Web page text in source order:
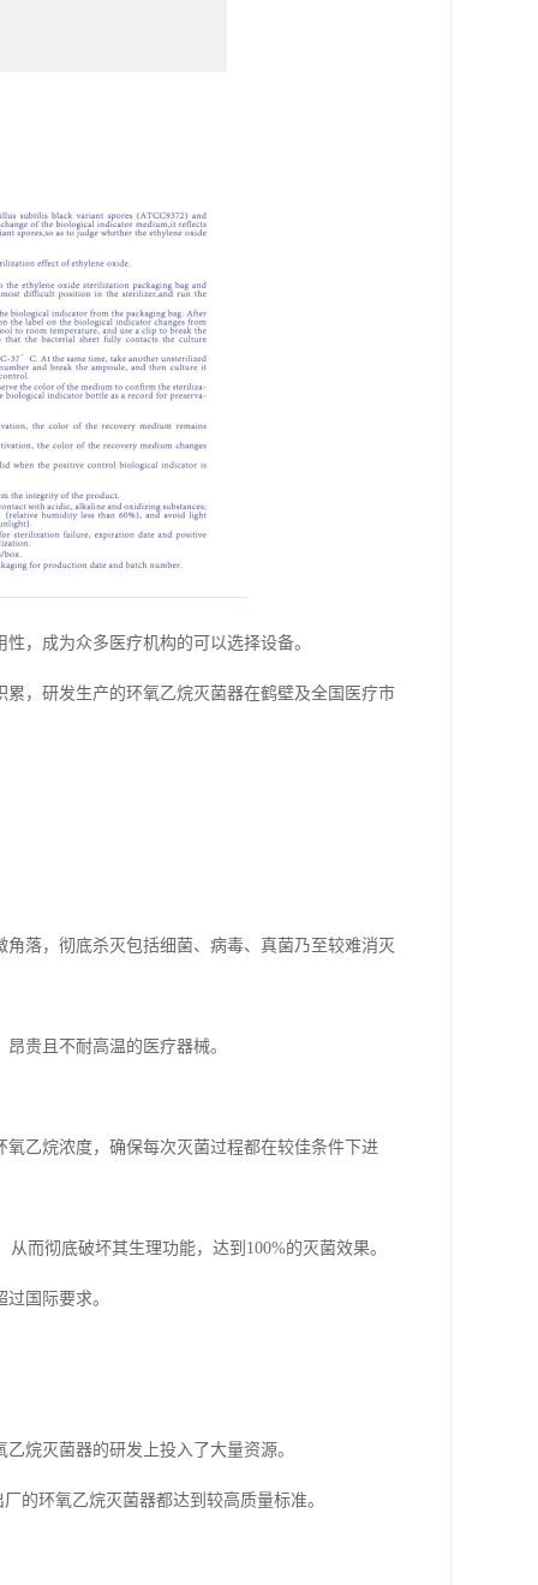
，成为众多医疗机构的可以选择设备。
，研发生产的环氧乙烷灭菌器在鹤壁及全国医疗市
落，彻底杀灭包括细菌、病毒、真菌乃至较难消灭
贵且不耐高温的医疗器械。
乙烷浓度，确保每次灭菌过程都在较佳条件下进
而彻底破坏其生理功能，达到100%的灭菌效果。
国际要求。
烷灭菌器的研发上投入了大量资源。
的环氧乙烷灭菌器都达到较高质量标准。